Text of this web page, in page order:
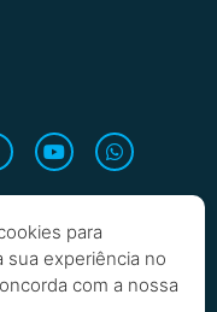
para
sua experiência no
com a nossa